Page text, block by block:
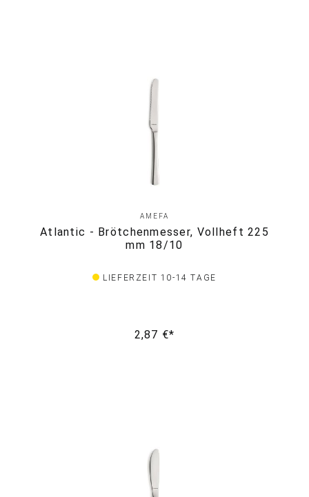
AMEFA
Atlantic - Brötchenmesser, Vollheft 225
mm 18/10
LIEFERZEIT 10-14 TAGE
2,87 €*